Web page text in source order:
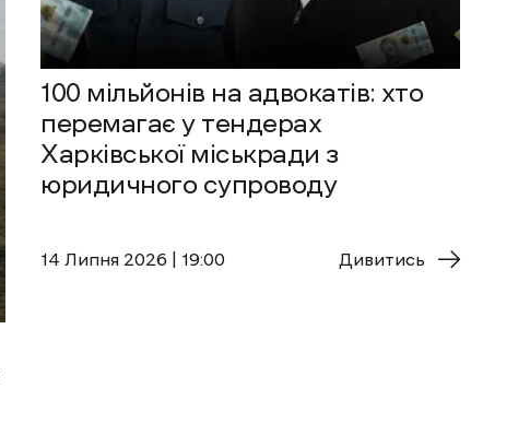
100 мільйонів на адвокатів: хто
перемагає у тендерах
Харківської міськради з
юридичного супроводу
14 Липня 2026 | 19:00 Дивитись